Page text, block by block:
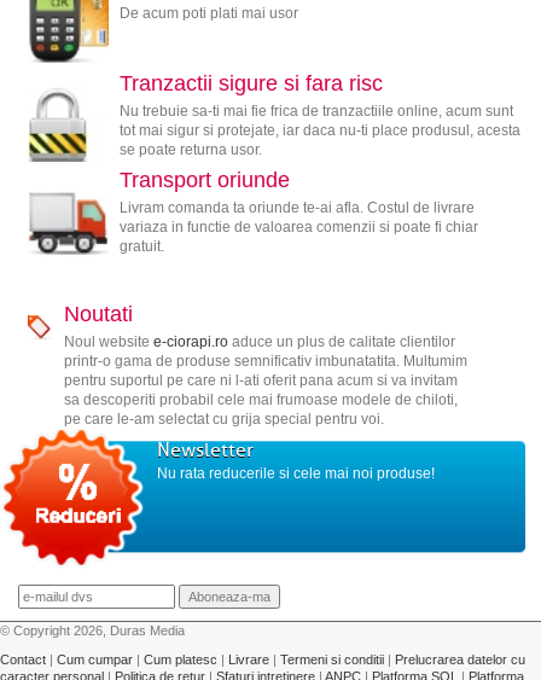
De acum poti plati mai usor
Tranzactii sigure si fara risc
Nu trebuie sa-ti mai fie frica de tranzactiile online, acum sunt
tot mai sigur si protejate, iar daca nu-ti place produsul, acesta
se poate returna usor.
Transport oriunde
Livram comanda ta oriunde te-ai afla. Costul de livrare
variaza in functie de valoarea comenzii si poate fi chiar
gratuit.
Noutati
Noul website e-ciorapi.roaduce un plus de calitate clientilor
printr-o gama de produse semnificativ imbunatatita. Multumim
pentru suportul pe care ni l-ati oferit pana acum si va invitam
sa descoperiti probabil cele mai frumoase modele de chiloti,
pe care le-am selectat cu grija special pentru voi.
Newsletter
Nu rata reducerile si cele mai noi produse!
© Copyright 2026, Duras Media
Contact | Cum cumpar | Cum platesc | Livrare | Termeni si conditii | Prelucrarea datelor cu
caracter personal | Politica de retur | Sfaturi intretinere | ANPC | Platforma SOL | Platforma